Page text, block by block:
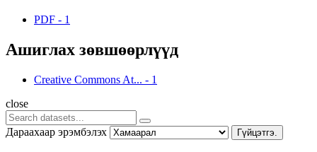
PDF - 1
Ашиглах зөвшөөрлүүд
Creative Commons At... - 1
close
Дараахаар эрэмбэлэх Гүйцэтгэ.